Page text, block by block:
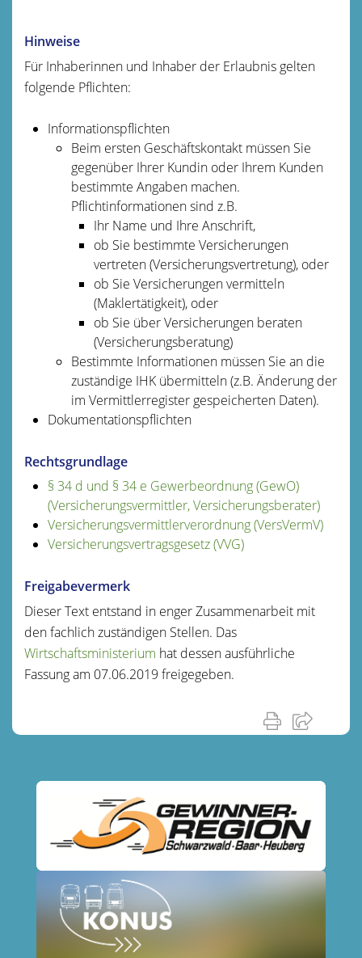
Hinweise
Für Inhaberinnen und Inhaber der Erlaubnis gelten
folgende Pflichten:
Informationspflichten
Beim ersten Geschäftskontakt müssen Sie
gegenüber Ihrer Kundin oder Ihrem Kunden
bestimmte Angaben machen.
Pflichtinformationen sind z.B.
Ihr Name und Ihre Anschrift,
ob Sie bestimmte Versicherungen
vertreten (Versicherungsvertretung), oder
ob Sie Versicherungen vermitteln
(Maklertätigkeit), oder
ob Sie über Versicherungen beraten
(Versicherungsberatung)
Bestimmte Informationen müssen Sie an die
zuständige IHK übermitteln (z.B. Änderung der
im Vermittlerregister gespeicherten Daten).
Dokumentationspflichten
Rechtsgrundlage
§ 34 d und § 34 e Gewerbeordnung (GewO)
(Versicherungsvermittler, Versicherungsberater)
Versicherungsvermittlerverordnung (VersVermV)
Versicherungsvertragsgesetz (VVG)
Freigabevermerk
Dieser Text entstand in enger Zusammenarbeit mit
den fachlich zuständigen Stellen. Das
Wirtschaftsministerium hat dessen ausführliche
Fassung am 07.06.2019 freigegeben.